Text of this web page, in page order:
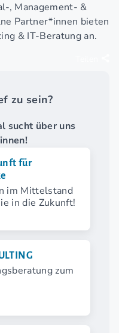
, Management- &
Partner*innen bieten
& IT-Beratung an.
zu sein?
sucht über uns
für
im Mittelstand
in die Zukunft!
zum